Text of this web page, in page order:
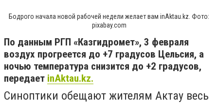
Бодрого начала новой рабочей недели желает вам inAktau.kz. Фото:
pixabay.com
По данным РГП «Казгидромет», 3 февраля
воздух прогреется до +7 градусов Цельсия, а
ночью температура снизится до +2 градусов,
передает inAktau.kz.
Синоптики обещают жителям Актау весь